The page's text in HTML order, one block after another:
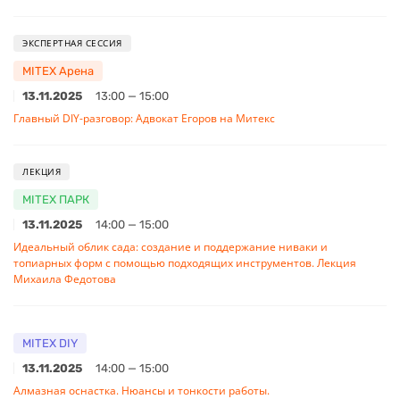
ЭКСПЕРТНАЯ СЕССИЯ
MITEX Арена
13.11.2025
13:00 — 15:00
Главный DIY-разговор: Адвокат Егоров на Митекс
ЛЕКЦИЯ
MITEX ПАРК
13.11.2025
14:00 — 15:00
Идеальный облик сада: создание и поддержание ниваки и
топиарных форм с помощью подходящих инструментов. Лекция
Михаила Федотова
MITEX DIY
13.11.2025
14:00 — 15:00
Алмазная оснастка. Нюансы и тонкости работы.